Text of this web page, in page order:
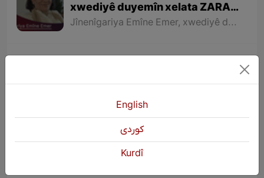
xwediyê duyemîn xelata ZARA
bo zimanê Kurdî.
Jînenîgariya Emîne Emer, xwediyê duyemîn xelata ZARA bo zimanê Kurdî.
Kurdistana Sor
Jin jiyan azadî û semboleke
English
كوردی
Kurdî